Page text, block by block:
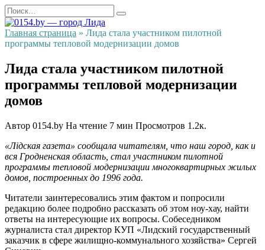
Перейти
к
содержанию
Search
for:
Главная страница » Лида стала участником пилотной
программы тепловой модернизации домов
Лида стала участником пилотной
программы тепловой модернизации
домов
Автор 0154.by На чтение 7 мин Просмотров 1.2к.
«Лідская газета» сообщала читателям, что наш город, как и
вся Гродненская область, стал участником пилотной
программы тепловой модернизации многоквартирных жилых
домов, построенных до 1996 года.
Читатели заинтересовались этим фактом и попросили
редакцию более подробно рассказать об этом ноу-хау, найти
ответы на интересующие их вопросы. Собеседником
журналиста стал директор КУП «Лидский государственный
заказчик в сфере жилищно-коммунального хозяйства» Сергей